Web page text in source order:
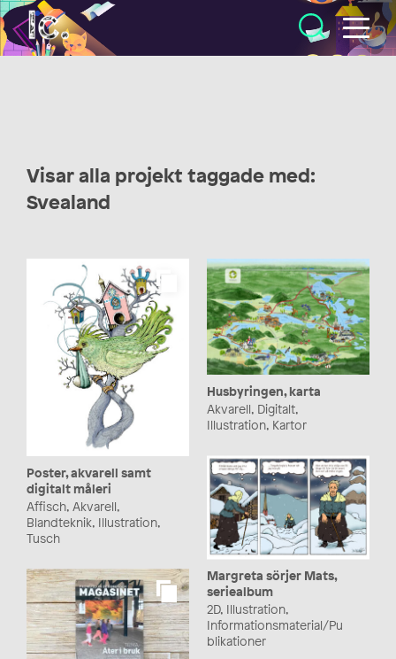
Illustratörcentrum
Visar alla projekt taggade med:
Svealand
Poster, akvarell samt
digitalt måleri
Affisch, Akvarell,
Blandteknik, Illustration,
Tusch
Husbyringen, karta
Akvarell, Digitalt,
Illustration, Kartor
Margreta sörjer Mats,
seriealbum
2D, Illustration,
Informationsmaterial/Pu
blikationer